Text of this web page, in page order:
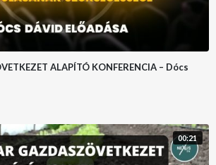
ALAPÍTÓ KONFERENCIA – Dócs
00:21